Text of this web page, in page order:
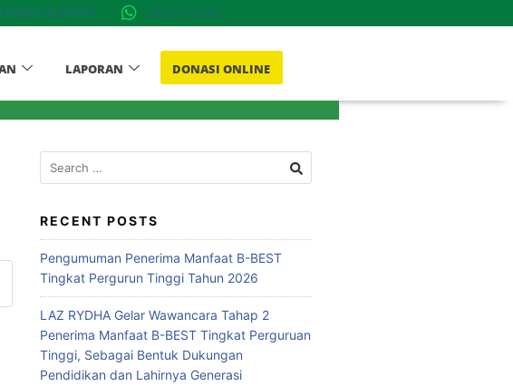
Banten 081-7777-002
LAPORAN DONASI ONLINE
Donasi ONLINE
RECENT POSTS
Pengumuman Penerima Manfaat B-BEST
Tingkat Pergurun Tinggi Tahun 2026
LAZ RYDHA Gelar Wawancara Tahap 2
Penerima Manfaat B-BEST Tingkat Perguruan
Tinggi, Sebagai Bentuk Dukungan
Pendidikan dan Lahirnya Generasi